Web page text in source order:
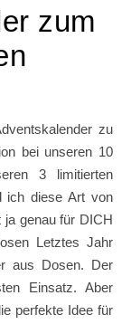
zum
bei unseren 10
3 limitierten
ich diese Art von
genau für DICH
Letztes Jahr
aus Dosen. Der
Einsatz. Aber
perfekte Idee für